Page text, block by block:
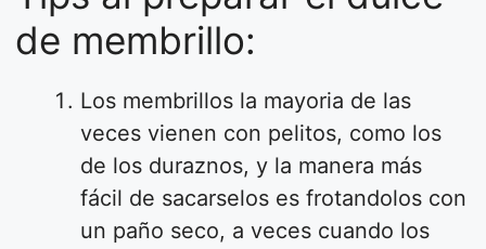
de membrillo:
Los membrillos la mayoria de las
veces vienen con pelitos, como los
de los duraznos, y la manera más
fácil de sacarselos es frotandolos con
un paño seco, a veces cuando los